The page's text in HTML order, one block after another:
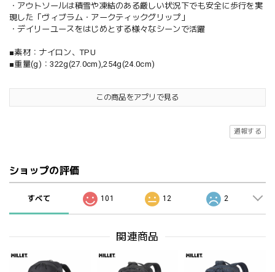
・アウトソールは積雪や凍結のある厳しい状況下でも安全に歩行を実
現した「ヴィブラム・アークティックグリップ」
・デイリーユースをはじめとする様々なシーンで活躍
■素材：ナイロン、TPU
■重量(g)：322g(27.0cm),254g(24.0cm)
この商品をアプリで見る
通報する
ショップの評価
すべて 101 12 2
関連商品